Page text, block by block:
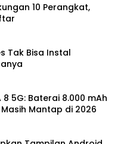
10 Perangkat,
Tak Bisa Instal
8 5G: Baterai 8.000 mAh
Mantap di 2026